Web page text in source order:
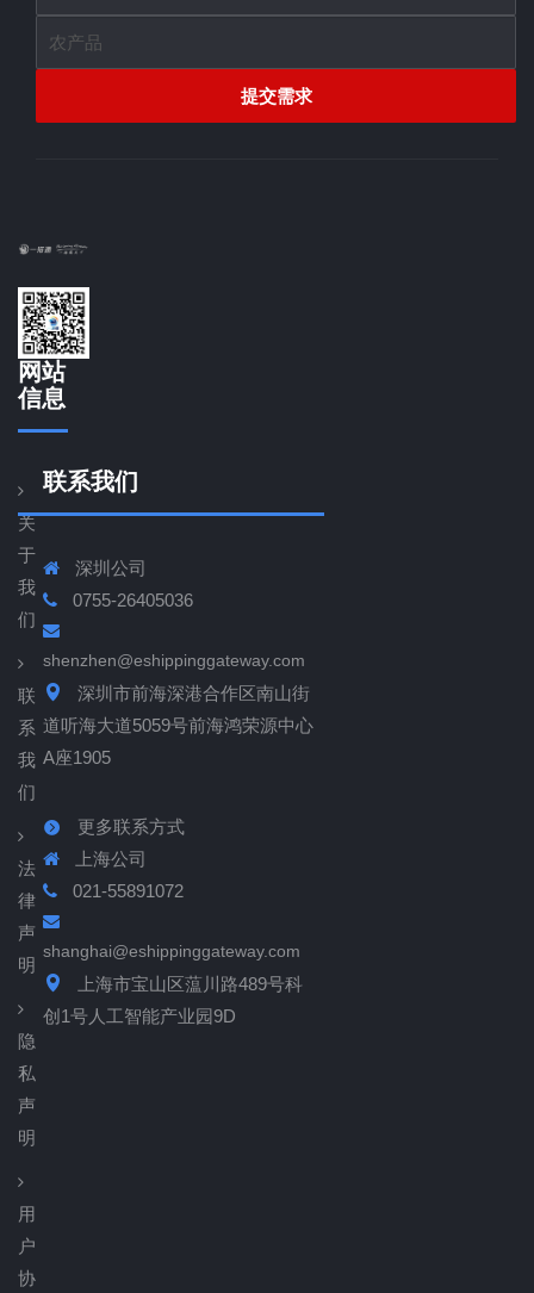
网站
信息
关
于
我
们
联
系
我
们
法
律
声
明
隐
私
声
明
用
户
协
联系我们
深圳公司
0755-26405036
shenzhen@eshippinggateway.com
深圳市前海深港合作区南山街
道听海大道5059号前海鸿荣源中心
A座1905
更多联系方式
上海公司
021-55891072
shanghai@eshippinggateway.com
上海市宝山区蕰川路489号科
创1号人工智能产业园9D